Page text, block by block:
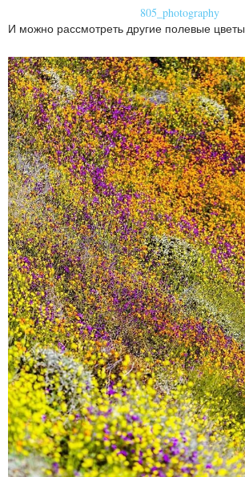
805_photography
И можно рассмотреть другие полевые цветы